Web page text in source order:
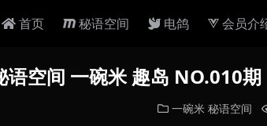
首页 秘语空间 电鸽 会员介
语空间 一碗米 趣岛 NO.010
一碗米 秘语空间